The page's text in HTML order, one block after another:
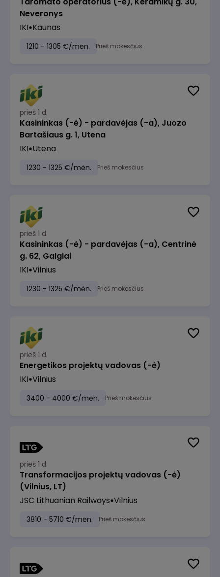
Neveronys
IKI Kaunas
1210 - 1305 €/mėn. Prieš mokesčius
prieš 1 d.
Kasininkas (-ė) - pardavėjas (-a), Juozo
Bartašiaus g. 1, Utena
IKI Utena
1230 - 1325 €/mėn. Prieš mokesčius
prieš 1 d.
Kasininkas (-ė) - pardavėjas (-a), Centrinė
g. 62, Galgiai
IKI Vilnius
1230 - 1325 €/mėn. Prieš mokesčius
prieš 1 d.
Energetikos projektų vadovas (-ė)
IKI Vilnius
3400 - 4000 €/mėn. Prieš mokesčius
prieš 1 d.
Transformacijos projektų vadovas (-ė)
(Vilnius, LT)
JSC Lithuanian Railways Vilnius
3810 - 5710 €/mėn. Prieš mokesčius